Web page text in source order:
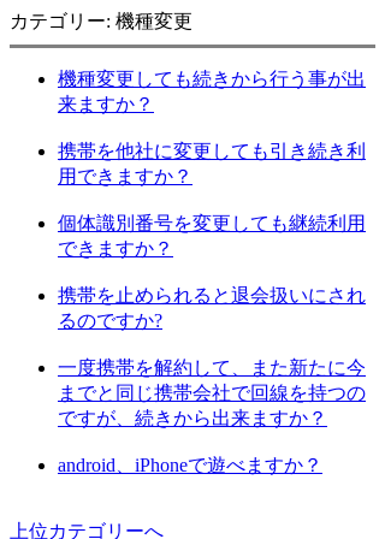
カテゴリー: 機種変更
機種変更しても続きから行う事が出
来ますか？
携帯を他社に変更しても引き続き利
用できますか？
個体識別番号を変更しても継続利用
できますか？
携帯を止められると退会扱いにされ
るのですか?
一度携帯を解約して、また新たに今
までと同じ携帯会社で回線を持つの
ですが、続きから出来ますか？
android、iPhoneで遊べますか？
上位カテゴリーへ